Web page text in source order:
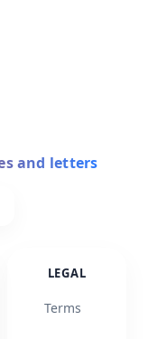
and letters
LEGAL
Terms